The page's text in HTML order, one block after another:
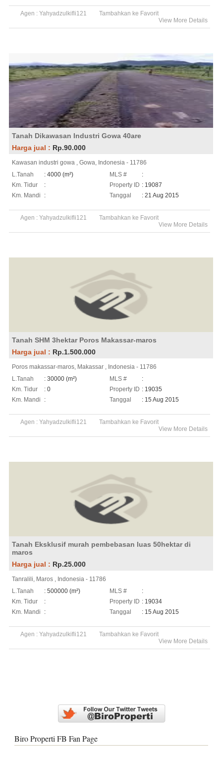
Agen : Yahyadzulkifli121
Tambahkan ke Favorit
View More Details
Tanah Dikawasan Industri Gowa 40are
Harga jual : Rp.90.000
Kawasan industri gowa , Gowa, Indonesia - 11786
L.Tanah
: 4000 (m²)
Km. Tidur
:
Km. Mandi
:
MLS #
:
Property ID : 19087
Tanggal
: 21 Aug 2015
Agen : Yahyadzulkifli121
Tambahkan ke Favorit
View More Details
Tanah SHM 3hektar Poros Makassar-maros
Harga jual : Rp.1.500.000
Poros makassar-maros, Makassar , Indonesia - 11786
L.Tanah
: 30000 (m²)
Km. Tidur
: 0
Km. Mandi
:
MLS #
:
Property ID : 19035
Tanggal
: 15 Aug 2015
Agen : Yahyadzulkifli121
Tambahkan ke Favorit
View More Details
Tanah Eksklusif murah pembebasan luas 50hektar di
maros
Harga jual : Rp.25.000
Tanralili, Maros , Indonesia - 11786
L.Tanah
: 500000 (m²)
Km. Tidur
:
Km. Mandi
:
MLS #
:
Property ID : 19034
Tanggal
: 15 Aug 2015
Agen : Yahyadzulkifli121
Tambahkan ke Favorit
View More Details
Biro Properti FB Fan Page